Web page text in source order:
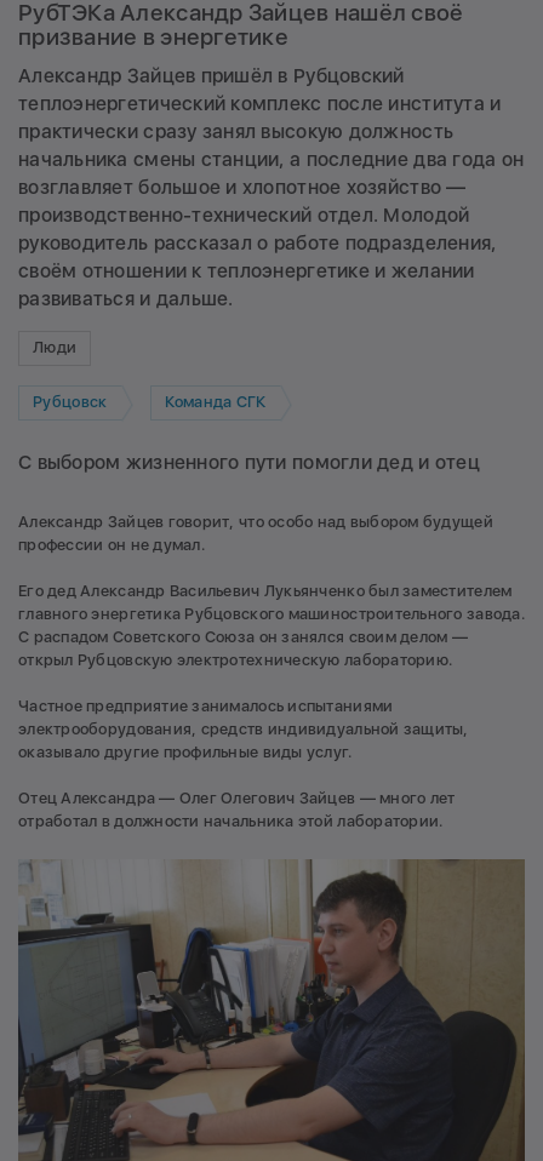
РубТЭКа Александр Зайцев нашёл своё
призвание в энергетике
Александр Зайцев пришёл в Рубцовский
теплоэнергетический комплекс после института и
практически сразу занял высокую должность
начальника смены станции, а последние два года он
возглавляет большое и хлопотное хозяйство —
производственно-технический отдел. Молодой
руководитель рассказал о работе подразделения,
своём отношении к теплоэнергетике и желании
развиваться и дальше.
Люди
Рубцовск Команда СГК
С выбором жизненного пути помогли дед и отец
Александр Зайцев говорит, что особо над выбором будущей
профессии он не думал.
Его дед Александр Васильевич Лукьянченко был заместителем
главного энергетика Рубцовского машиностроительного завода.
С распадом Советского Союза он занялся своим делом —
открыл Рубцовскую электротехническую лабораторию.
Частное предприятие занималось испытаниями
электрооборудования, средств индивидуальной защиты,
оказывало другие профильные виды услуг.
Отец Александра — Олег Олегович Зайцев — много лет
отработал в должности начальника этой лаборатории.